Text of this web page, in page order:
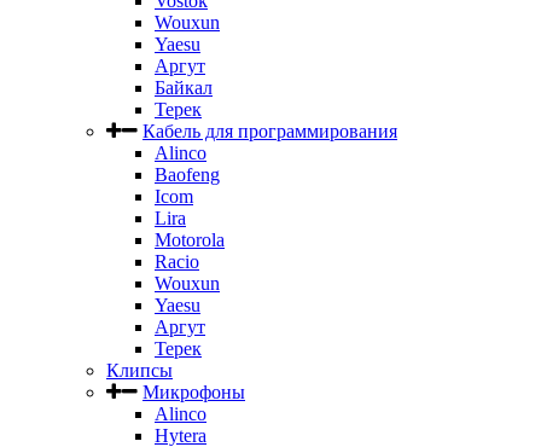
Wouxun
Yaesu
Аргут
Байкал
Терек
Кабель для программирования
Alinco
Baofeng
Icom
Lira
Motorola
Racio
Wouxun
Yaesu
Аргут
Терек
Клипсы
Микрофоны
Alinco
Hytera